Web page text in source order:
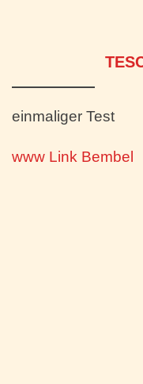
einmaliger Test
www Link Bembel